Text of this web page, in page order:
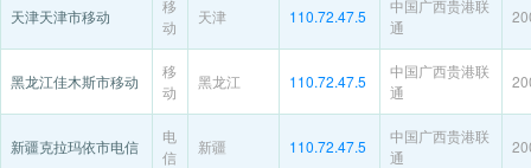
天津天津市移动
移
动
天津 110.72.47.5
中国广西贵港联
通
黑龙江佳木斯市移动
移
动
黑龙江 110.72.47.5
中国广西贵港联
通
新疆克拉玛依市电信
电
信
新疆 110.72.47.5
中国广西贵港联
通